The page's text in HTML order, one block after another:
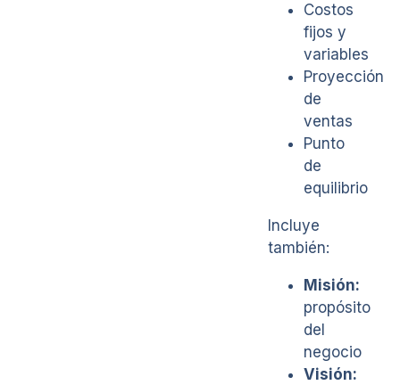
Costos
fijos y
variables
Proyección
de
ventas
Punto
de
equilibrio
Incluye
también:
Misión:
propósito
del
negocio
Visión: